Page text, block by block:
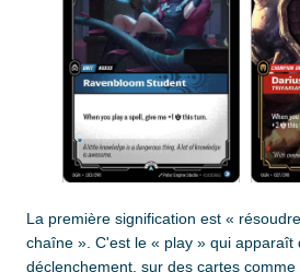
La première signification est «
chaîne ». C'est le « play » qui apparaît
déclenchement, sur des cartes